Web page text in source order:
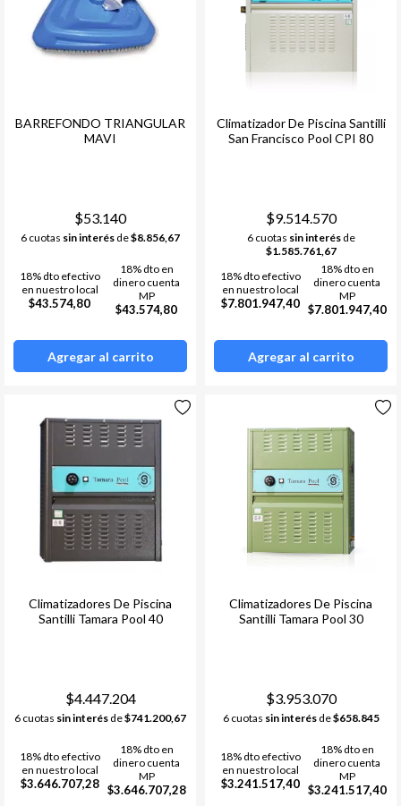
BARREFONDO TRIANGULAR
MAVI
$53.140
6 cuotas sin interés de$8.856,67
18% dto efectivo
en nuestro local
$43.574,80
18% dto en
dinero cuenta
MP
$43.574,80
Agregar al carrito
Climatizador De Piscina Santilli
San Francisco Pool CPI 80
$9.514.570
6 cuotas sin interésde
$1.585.761,67
18% dto efectivo
en nuestro local
$7.801.947,40
18% dto en
dinero cuenta
MP
$7.801.947,40
Agregar al carrito
Climatizadores De Piscina
Santilli Tamara Pool 40
$4.447.204
6 cuotas sin interés de$741.200,67
18% dto efectivo
en nuestro local
$3.646.707,28
18% dto en
dinero cuenta
MP
$3.646.707,28
Climatizadores De Piscina
Santilli Tamara Pool 30
$3.953.070
6 cuotas sin interésde$658.845
18% dto efectivo
en nuestro local
$3.241.517,40
18% dto en
dinero cuenta
MP
$3.241.517,40